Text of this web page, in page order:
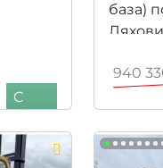
C
база)
940